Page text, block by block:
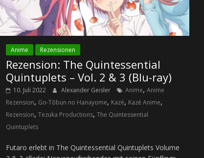
Anime Rezensionen
Rezension: The Quintessential
Quintuplets – Vol. 2 & 3 (Blu-ray)
10. Juli 2022 Alexander Geisler Anime,Anime
Rezension, Go-Tōbun no Hanayome, Kazé, Kazé Anime,
Rezension,Tezuka Productions,The Quintessential
Quintuplets
Futaro erlebt in The Quintessential Quintuplets Volume